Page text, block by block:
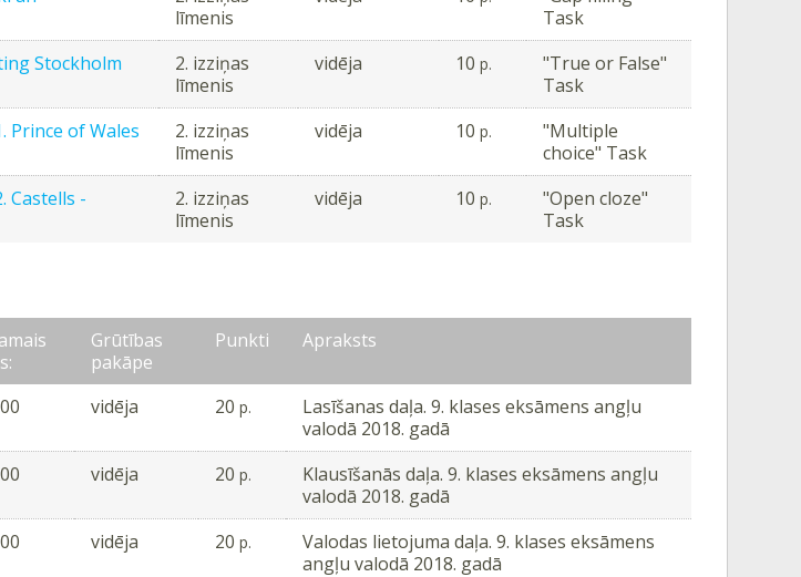
līmenis
Task
Stockholm
2. izziņas
līmenis
vidēja 10 p.
"True or False"
Task
Prince of Wales
2. izziņas
līmenis
vidēja 10 p.
"Multiple
choice" Task
Castells -
2. izziņas
līmenis
vidēja 10 p.
"Open cloze"
Task
Grūtības
pakāpe
Punkti Apraksts
vidēja 20 p.
Lasīšanas daļa. 9. klases eksāmens angļu
valodā 2018. gadā
vidēja 20 p.
Klausīšanās daļa. 9. klases eksāmens angļu
valodā 2018. gadā
vidēja 20 p.
Valodas lietojuma daļa. 9. klases eksāmens
angļu valodā 2018. gadā